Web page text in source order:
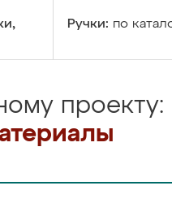
Ручки: по
проекту: